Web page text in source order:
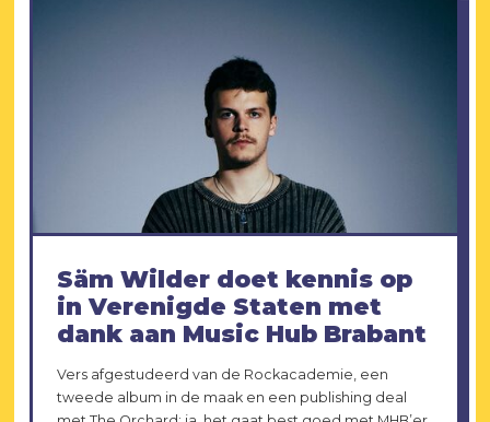
Säm Wilder doet kennis op
in Verenigde Staten met
dank aan Music Hub Brabant
Vers afgestudeerd van de Rockacademie, een
tweede album in de maak en een publishing deal